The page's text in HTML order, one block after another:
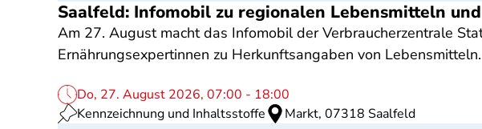
Saalfeld: Infomobil zu regionalen Lebensmitteln
Am 27. August macht das Infomobil der Verbraucherzentrale
Ernährungsexpertinnen zu Herkunftsangaben von Lebensmitteln.
Do, 27. August 2026, 07:00 - 18:00
Kennzeichnung und Inhaltsstoffe
Markt, 07318 Saalfeld